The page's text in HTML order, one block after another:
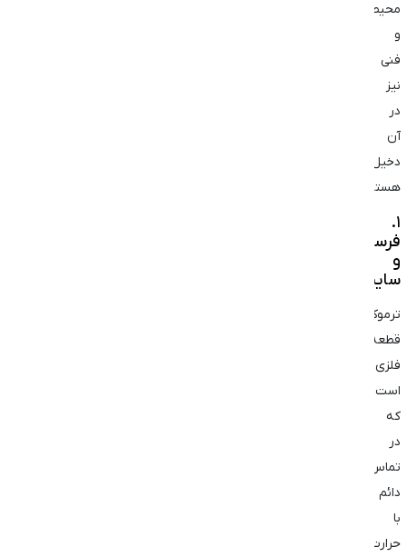
محیطی
و
فنی
نیز
در
آن
دخیل
هستند.
۱.
فرسودگی
و
سایش
ترموکوپل
قطعه‌ای
فلزی
است
که
در
تماس
دائم
با
حرارت